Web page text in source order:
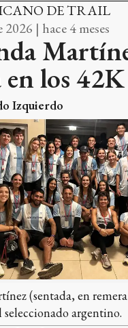
DE TRAIL
| hace 4 meses
los 42K
Izquierdo
(sentada, en
argentino.